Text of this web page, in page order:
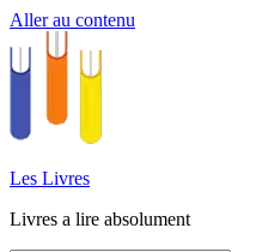
Aller au contenu
Les Livres
Livres a lire absolument